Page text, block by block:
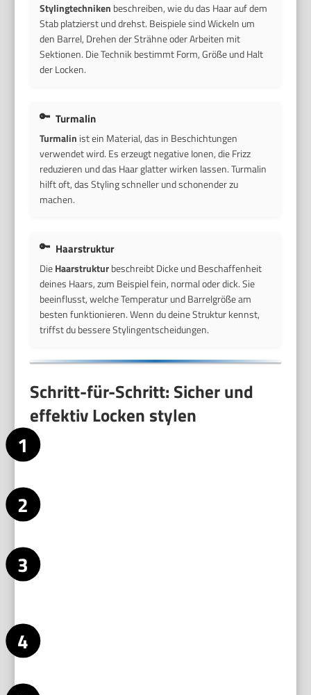
Stylingtechniken beschreiben, wie du das Haar auf dem
Stab platzierst und drehst. Beispiele sind Wickeln um
den Barrel, Drehen der Strähne oder Arbeiten mit
Sektionen. Die Technik bestimmt Form, Größe und Halt
der Locken.
Turmalin
Turmalin ist ein Material, das in Beschichtungen
verwendet wird. Es erzeugt negative Ionen, die Frizz
reduzieren und das Haar glatter wirken lassen. Turmalin
hilft oft, das Styling schneller und schonender zu
machen.
Haarstruktur
DieHaarstrukturbeschreibt Dicke und Beschaffenheit
deines Haars, zum Beispiel fein, normal oder dick. Sie
beeinflusst, welche Temperatur und Barrelgröße am
besten funktionieren. Wenn du deine Struktur kennst,
triffst du bessere Stylingentscheidungen.
Schritt-für-Schritt: Sicher und
effektiv Locken stylen
Bereite dein Haar vor. Wasche es, wenn nötig, und trockne es
vollständig. Feuchtes Haar nimmt Hitze stärker auf und kann
Trage einen
gleichmäßig in den Längen und Spitzen. So reduzierst du
Wähle Barrel-Größe und Temperatur. Kleinere Barrels
erzeugen enge Locken, größere Wellen. Stelle die Temperatur
Teile dein Haar in Sektionen. Arbeite von unten nach oben
und klemme die oberen Partien weg. Kleine, gleichmäßige